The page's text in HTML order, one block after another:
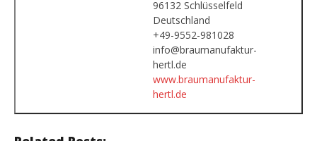
96132 Schlüsselfeld
Deutschland
+49-9552-981028
info@braumanufaktur-
hertl.de
www.braumanufaktur-
hertl.de